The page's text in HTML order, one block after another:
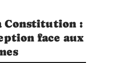
Constitution :
face aux